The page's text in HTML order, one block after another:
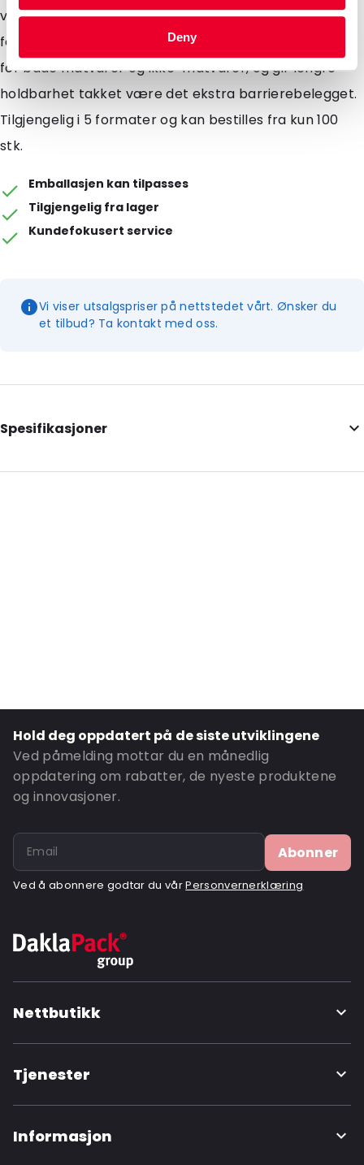
Deny
varmeforseglere. Takket være rivsporene kan
forbrukeren enkelt åpne dem. Disse posene er egnet
for både matvarer og ikke-matvarer, og gir lengre
holdbarhet takket være det ekstra barrierebelegget.
Tilgjengelig i 5 formater og kan bestilles fra kun 100
stk.
Emballasjen kan tilpasses
Tilgjengelig fra lager
Kundefokusert service
Vi viser utsalgspriser på nettstedet vårt. Ønsker du
et tilbud? Ta kontakt med oss.
Spesifikasjoner
Internal Length: 175
Hold deg oppdatert på de siste utviklingene
Ved påmelding mottar du en månedlig
oppdatering om rabatter, de nyeste produktene
og innovasjoner.
Abonner
Ved å abonnere godtar du vårPersonvernerklæring
Nettbutikk
Tjenester
Informasjon